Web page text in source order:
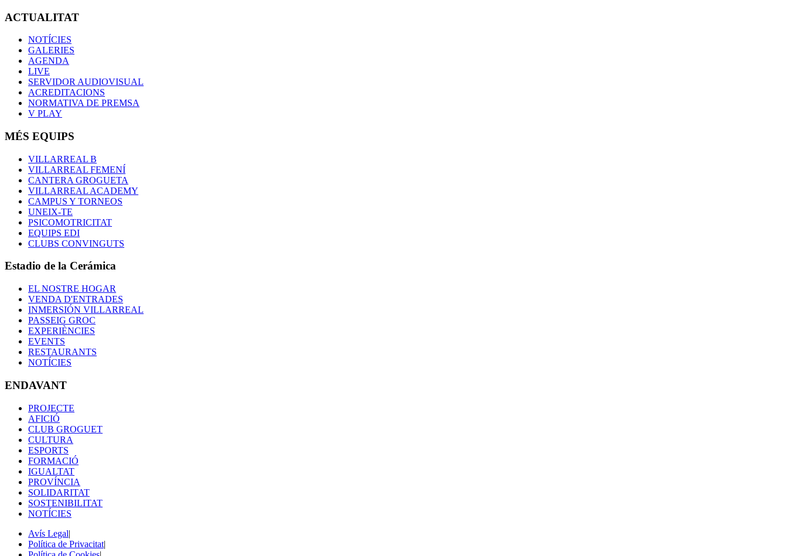
ACTUALITAT
NOTÍCIES
GALERIES
AGENDA
LIVE
SERVIDOR AUDIOVISUAL
ACREDITACIONS
NORMATIVA DE PREMSA
V PLAY
MÉS EQUIPS
VILLARREAL B
VILLARREAL FEMENÍ
CANTERA GROGUETA
VILLARREAL ACADEMY
CAMPUS Y TORNEOS
UNEIX-TE
PSICOMOTRICITAT
EQUIPS EDI
CLUBS CONVINGUTS
Estadio de la Cerámica
EL NOSTRE HOGAR
VENDA D'ENTRADES
INMERSIÓN VILLARREAL
PASSEIG GROC
EXPERIÈNCIES
EVENTS
RESTAURANTS
NOTÍCIES
ENDAVANT
PROJECTE
AFICIÓ
CLUB GROGUET
CULTURA
ESPORTS
FORMACIÓ
IGUALTAT
PROVÍNCIA
SOLIDARITAT
SOSTENIBILITAT
NOTÍCIES
Avís Legal|
Política de Privacitat|